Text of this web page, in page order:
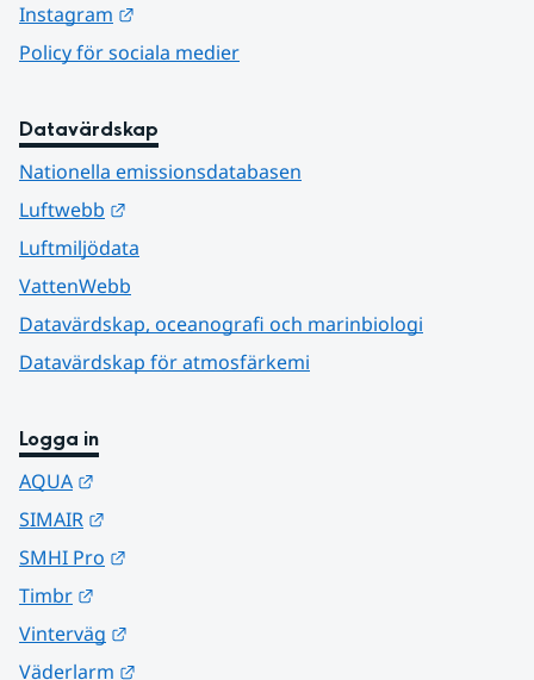
Instagram
Policy för sociala medier
Datavärdskap
Nationella emissionsdatabasen
Luftwebb
Luftmiljödata
VattenWebb
Datavärdskap, oceanografi och marinbiologi
Datavärdskap för atmosfärkemi
Logga in
AQUA
SIMAIR
SMHI Pro
Timbr
Vinterväg
Väderlarm